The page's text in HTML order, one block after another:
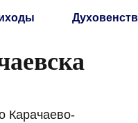
Карачаево-